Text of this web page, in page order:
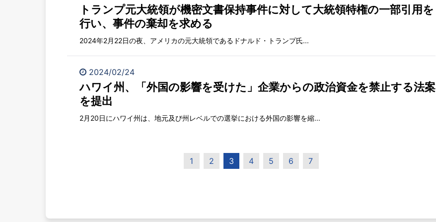
トランプ元大統領が機密文書保持事件に対して大統領特権の一部引用を
行い、事件の棄却を求める
2024年2月22日の夜、アメリカの元大統領であるドナルド・トランプ氏...
2024/02/24
ハワイ州、「外国の影響を受けた」企業からの政治資金を禁止する法案
を提出
2月20日にハワイ州は、地元及び州レベルでの選挙における外国の影響を縮...
1 2 3 4 5 6 7